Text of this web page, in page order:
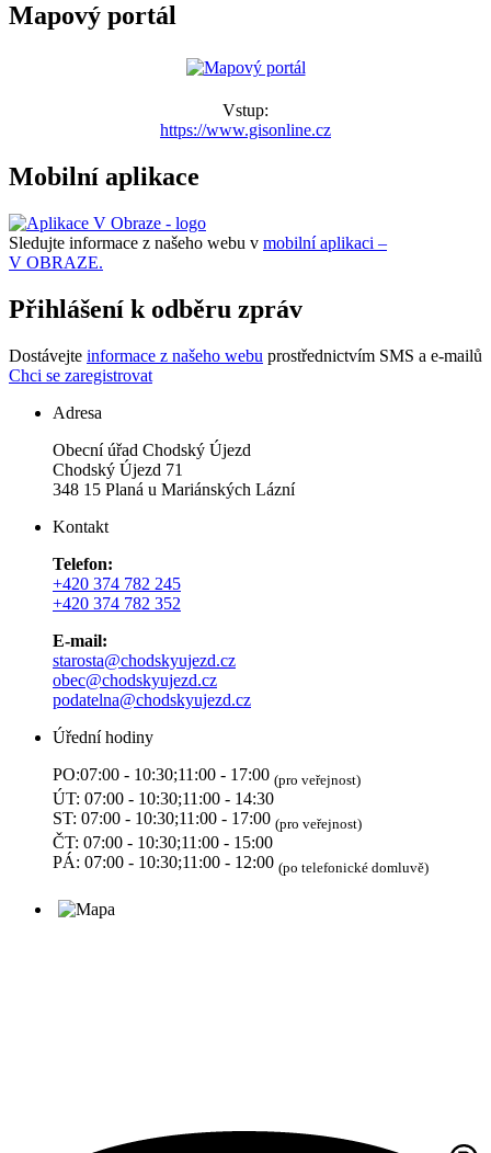
Mapový portál
Vstup:
https://www.gisonline.cz
Mobilní aplikace
Sledujte informace z našeho webu v mobilní aplikaci –
V OBRAZE.
Přihlášení k odběru zpráv
Dostávejte informace z našeho webu prostřednictvím SMS a e-mailů
Chci se zaregistrovat
Adresa
Obecní úřad Chodský Újezd
Chodský Újezd 71
348 15 Planá u Mariánských Lázní
Kontakt
Telefon:
+420 374 782 245
+420 374 782 352
E-mail:
starosta@chodskyujezd.cz
obec@chodskyujezd.cz
podatelna@chodskyujezd.cz
Úřední hodiny
PO:07:00 - 10:30;11:00 - 17:00 (pro veřejnost)
ÚT: 07:00 - 10:30;11:00 - 14:30
ST: 07:00 - 10:30;11:00 - 17:00 (pro veřejnost)
ČT: 07:00 - 10:30;11:00 - 15:00
PÁ: 07:00 - 10:30;11:00 - 12:00 (po telefonické domluvě)